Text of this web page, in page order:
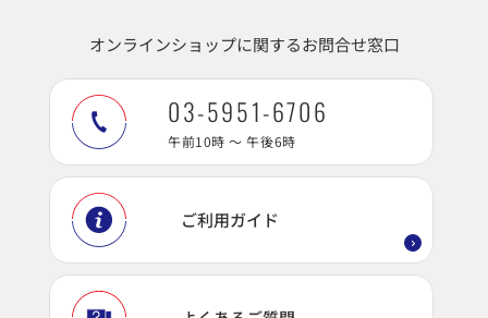
オンラインショップに関するお問合せ窓口
03-5951-6706
午前10時 ～ 午後6時
ご利用ガイド